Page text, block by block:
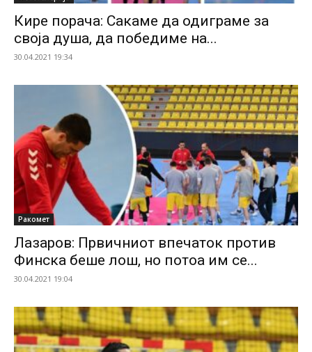
Кире порача: Сакаме да одиграме за
своја душа, да победиме на...
30.04.2021 19:34
Ракомет
Лазаров: Првичниот впечаток против
Финска беше лош, но потоа им се...
30.04.2021 19:04